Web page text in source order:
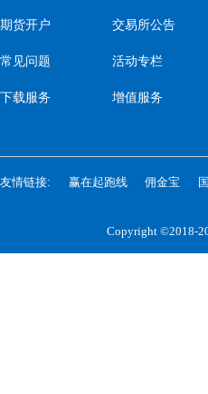
期货开户
常见问题
下载服务
交易所公告
活动专栏
增值服务
友情链接: 赢在起跑线 佣金宝
Copyright ©2018-